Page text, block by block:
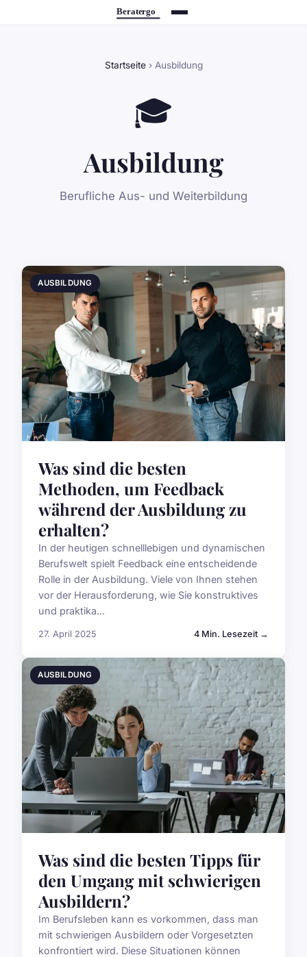
Startseite› Ausbildung
🎓
Ausbildung
Berufliche Aus- und Weiterbildung
AUSBILDUNG
Was sind die besten
Methoden, um Feedback
während der Ausbildung zu
erhalten?
In der heutigen schnelllebigen und dynamischen
Berufswelt spielt Feedback eine entscheidende
Rolle in der Ausbildung. Viele von Ihnen stehen
vor der Herausforderung, wie Sie konstruktives
und praktika...
27. April 2025 4 Min. Lesezeit →
AUSBILDUNG
Was sind die besten Tipps für
den Umgang mit schwierigen
Ausbildern?
Im Berufsleben kann es vorkommen, dass man
mit schwierigen Ausbildern oder Vorgesetzten
konfrontiert wird. Diese Situationen können